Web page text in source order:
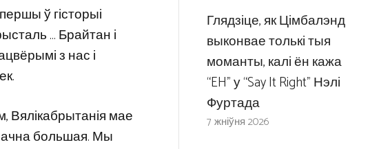
ў гісторыі
… Брайтан і
з нас і
Вялікабрытанія мае
большая. Мы
Глядзіце, як Цімбалэнд
выконвае толькі тыя
моманты, калі ён кажа
“EH” у “Say It Right” Нэлі
Фуртада
7 жніўня 2026